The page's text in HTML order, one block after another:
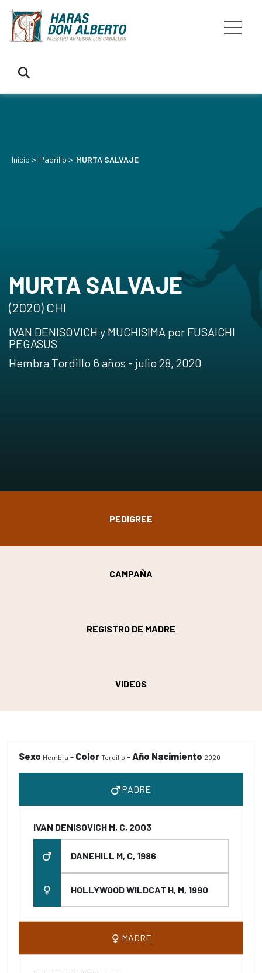
Inicio > Padrillo > MURTA SALVAJE
MURTA SALVAJE
(2020) CHI
IVAN DENISOVICH y MUCHISIMA por FUSAICHI
PEGASUS
Hembra Tordillo 6 años - julio 28, 2020
PEDIGREE
CAMPAÑA
REGISTRO DE MADRE
VIDEOS
Sexo Hembra - Color Tordillo -Año Nacimiento 2020
PADRE
IVAN DENISOVICH M, C, 2003
DANEHILL M, C, 1986
HOLLYWOOD WILDCAT H, M, 1990
MADRE